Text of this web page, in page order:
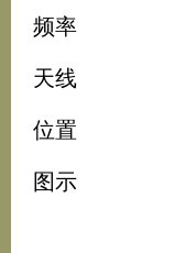
频率
天线
位置
图示